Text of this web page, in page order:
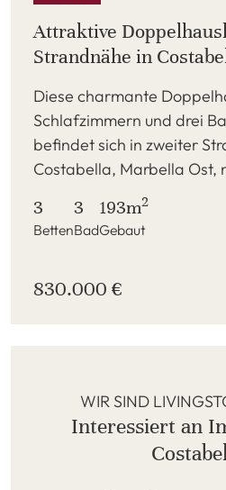
Attraktive
Strandnähe in
Diese charmante
Schlafzimmern und drei
befindet sich in zweiter
Costabella, Marbella Ost,
3
Betten
3
Bad
193m2
Gebaut
830.000 €
WIR SIND
Interessiert an